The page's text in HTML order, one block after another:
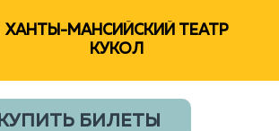
ХАНТЫ-МАНСИЙСКИЙ ТЕАТР
КУКОЛ
КУПИТЬ БИЛЕТЫ